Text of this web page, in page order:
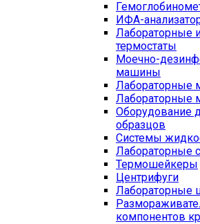
ИФА-
Лабораторные
термостаты
Моечно-
машины
Лабораторные
Лабораторные
Оборудование
образцов
Системы
Лабораторные
Термошейкеры
Центрифуги
Лабораторные
компонентов